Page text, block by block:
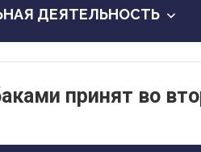
ДЕЯТЕЛЬНОСТЬ
принят во